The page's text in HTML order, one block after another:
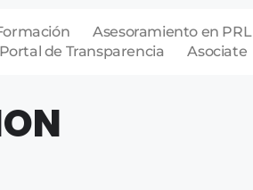
Asesoramiento en PRL
Portal de Transparencia
Asociate